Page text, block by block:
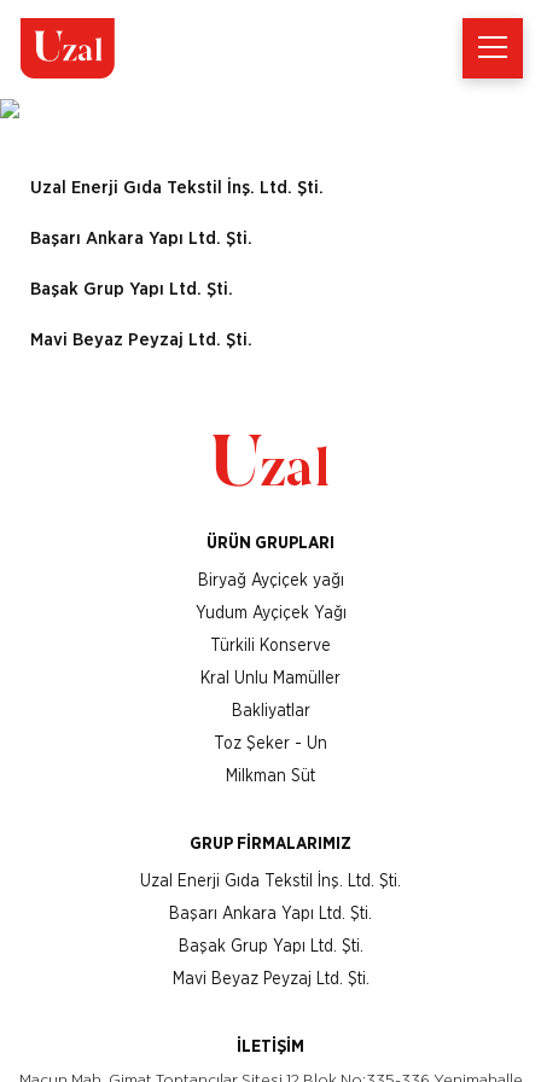
Uzal Enerji Gıda Tekstil İnş. Ltd. Şti.
Başarı Ankara Yapı Ltd. Şti.
Başak Grup Yapı Ltd. Şti.
Mavi Beyaz Peyzaj Ltd. Şti.
ÜRÜN GRUPLARI
Biryağ Ayçiçek yağı
Yudum Ayçiçek Yağı
Türkili Konserve
Kral Unlu Mamüller
Bakliyatlar
Toz Şeker - Un
Milkman Süt
GRUP FİRMALARIMIZ
Uzal Enerji Gıda Tekstil İnş. Ltd. Şti.
Başarı Ankara Yapı Ltd. Şti.
Başak Grup Yapı Ltd. Şti.
Mavi Beyaz Peyzaj Ltd. Şti.
İLETİŞİM